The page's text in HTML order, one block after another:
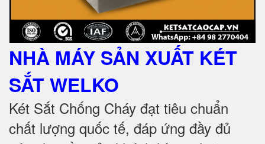
NHÀ MÁY SẢN XUẤT KÉT
SẮTWELKO
Két Sắt Chống Cháy đạt tiêu chuẩn
chất lượng quốc tế, đáp ứng đầy đủ